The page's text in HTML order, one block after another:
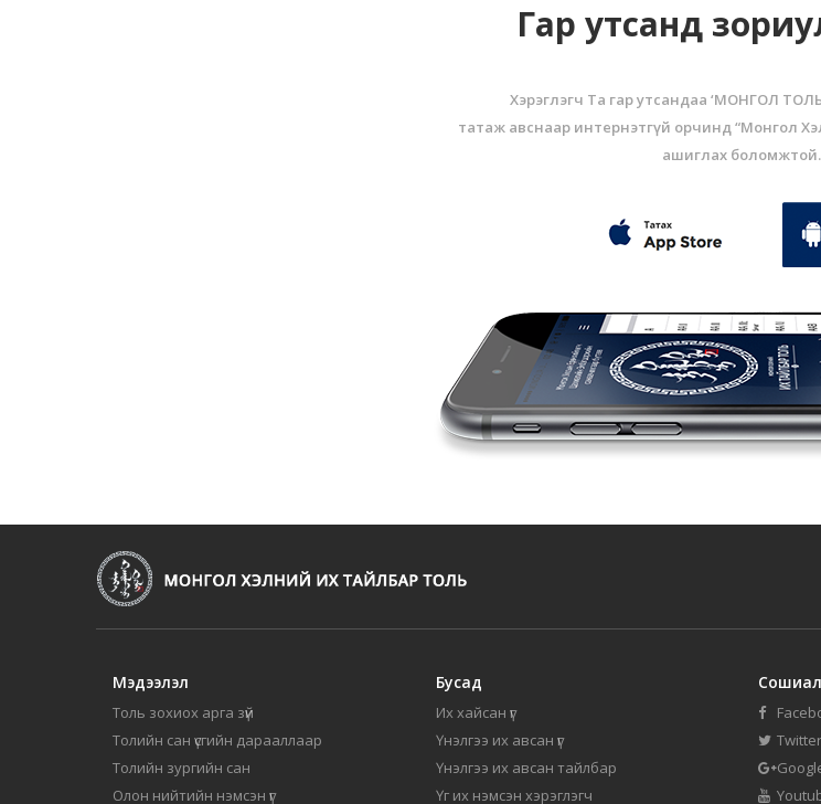
Гар утсанд
Хэрэглэгч Та гар утсандаа ‘МОНГОЛ
татаж авснаар интернэтгүй орчинд “Монгол
ашиглах боломжтой.
Мэдээлэл
Толь зохиох арга зүй
Толийн сан үсгийн дарааллаар
Толийн зургийн сан
Олон нийтийн нэмсэн үг
Бусад
Их хайсан үг
Үнэлгээ их авсан үг
Үнэлгээ их авсан тайлбар
Үг их нэмсэн хэрэглэгч
Twitter